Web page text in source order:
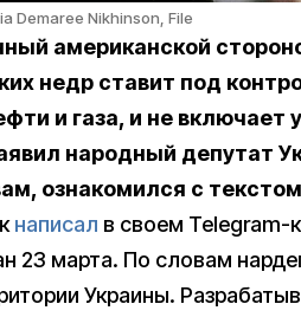
Demaree Nikhinson, File
американской
недр ставит под
и газа, и не включает
народный депутат
ознакомился с
написал в своем Telegram-
23 марта. По словам
Украины.